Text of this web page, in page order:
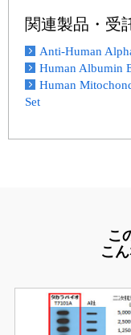
関連製品・受
Anti-Human
Human Albumin
Human
Set
こ
こ